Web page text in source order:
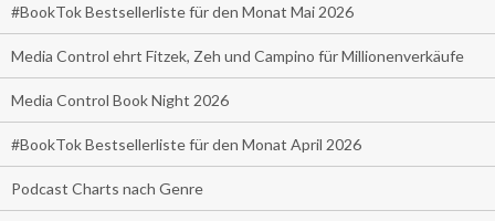
#BookTok Bestsellerliste für den Monat Mai 2026
Media Control ehrt Fitzek, Zeh und Campino für Millionenverkäufe
Media Control Book Night 2026
#BookTok Bestsellerliste für den Monat April 2026
Podcast Charts nach Genre